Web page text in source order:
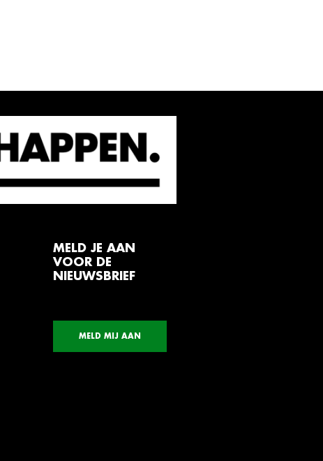
MELD JE AAN
VOOR DE
NIEUWSBRIEF
MELD MIJ AAN